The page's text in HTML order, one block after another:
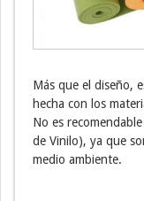
Más que el diseño,
hecha con los
No es
de Vinilo), ya que
medio ambiente.